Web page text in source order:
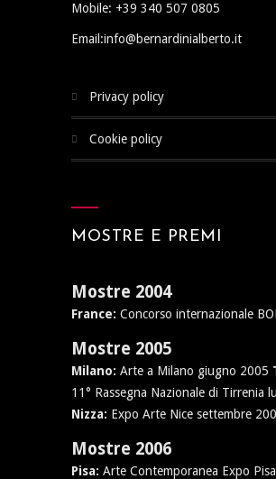
Mobile: +39 340 507 0805
Email:info@bernardinialberto.it
privacy policy
cookie policy
MOSTRE E PREMI
Mostre 2004
France: Concorso internazionale
Mostre 2005
Milano: Arte a Milano giugno 2005
11° Rassegna Nazionale di Tirrenia
Nizza: Expo Arte Nice settembre
Mostre 2006
Pisa: Arte Contemporanea Expo